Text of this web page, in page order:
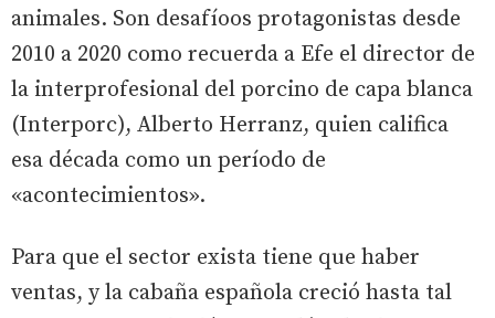
animales. Son desafíoos protagonistas desde
2010 a 2020 como recuerda a Efe el director de
la interprofesional del porcino de capa blanca
(Interporc), Alberto Herranz, quien califica
esa década como un período de
«acontecimientos».
Para que el sector exista tiene que haber
ventas, y la cabaña española creció hasta tal